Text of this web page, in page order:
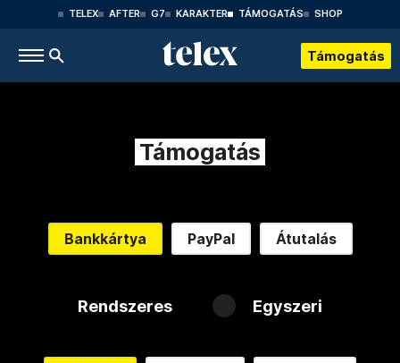
TELEX AFTER G7 KARAKTER TÁMOGATÁS SHOP
Támogatás
Támogatás
Bankkártya PayPal Átutalás
Rendszeres Egyszeri